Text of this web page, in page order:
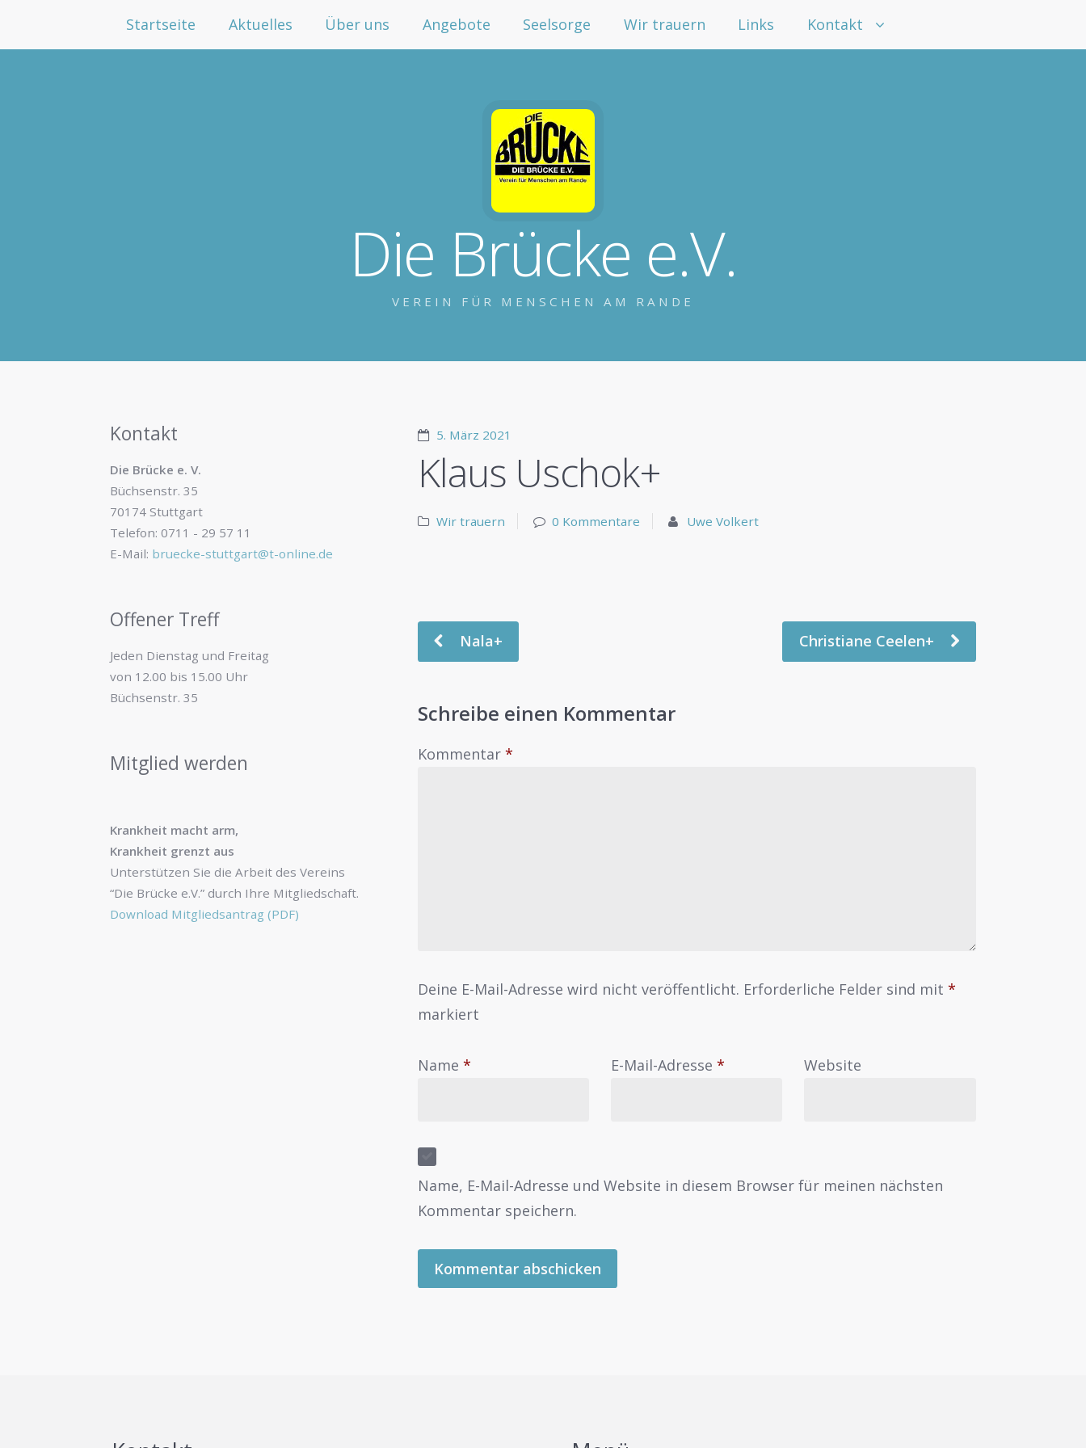
Die Brücke e.V.
VEREIN FÜR MENSCHEN AM RANDE
Startseite Aktuelles Über uns Angebote Seelsorge Wir trauern Links Kontakt
5. März 2021
Klaus Uschok+
Wir trauern 0 Kommentare Uwe Volkert
Nala+ Christiane Ceelen+
Schreibe einen Kommentar
Kommentar *
Deine E-Mail-Adresse wird nicht veröffentlicht. Erforderliche Felder sind mit *
markiert
Name * E-Mail-Adresse * Website
Name, E-Mail-Adresse und Website in diesem Browser für meinen nächsten
Kommentar speichern.
Kontakt
Die Brücke e. V.
Büchsenstr. 35
70174 Stuttgart
Telefon: 0711 - 29 57 11
E-Mail: bruecke-stuttgart@t-online.de
Offener Treff
Jeden Dienstag und Freitag
von 12.00 bis 15.00 Uhr
Büchsenstr. 35
Mitglied werden
Krankheit macht arm,
Krankheit grenzt aus
Unterstützen Sie die Arbeit des Vereins
“Die Brücke e.V.” durch Ihre Mitgliedschaft.
Download Mitgliedsantrag (PDF)